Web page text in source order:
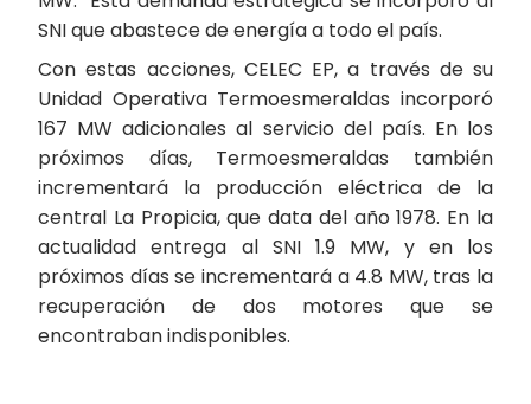
SNI que abastece de energía a todo el país.
Con estas acciones, CELEC EP, a través de su
Unidad Operativa Termoesmeraldas incorporó
167 MW adicionales al servicio del país. En los
próximos días, Termoesmeraldas también
incrementará la producción eléctrica de la
central La Propicia, que data del año 1978. En la
actualidad entrega al SNI 1.9 MW, y en los
próximos días se incrementará a 4.8 MW, tras la
recuperación de dos motores que se
encontraban indisponibles.